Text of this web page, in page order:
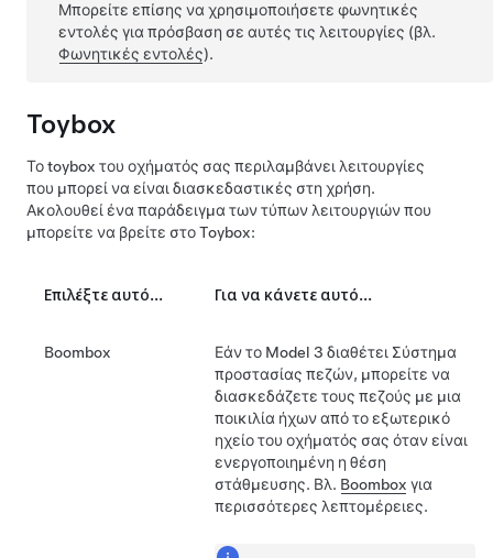
Μπορείτε επίσης να χρησιμοποιήσετε φωνητικές
εντολές για πρόσβαση σε αυτές τις λειτουργίες (βλ.
Φωνητικές εντολές).
Toybox
Το toybox του οχήματός σας περιλαμβάνει λειτουργίες
που μπορεί να είναι διασκεδαστικές στη χρήση.
Ακολουθεί ένα παράδειγμα των τύπων λειτουργιών που
μπορείτε να βρείτε στο Toybox:
Επιλέξτε αυτό... Για να κάνετε αυτό...
Boombox Εάν το Model 3 διαθέτει Σύστημα
προστασίας πεζών, μπορείτε να
διασκεδάζετε τους πεζούς με μια
ποικιλία ήχων από το εξωτερικό
ηχείο του οχήματός σας όταν είναι
ενεργοποιημένη η θέση
στάθμευσης. Βλ. Boombox για
περισσότερες λεπτομέρειες.